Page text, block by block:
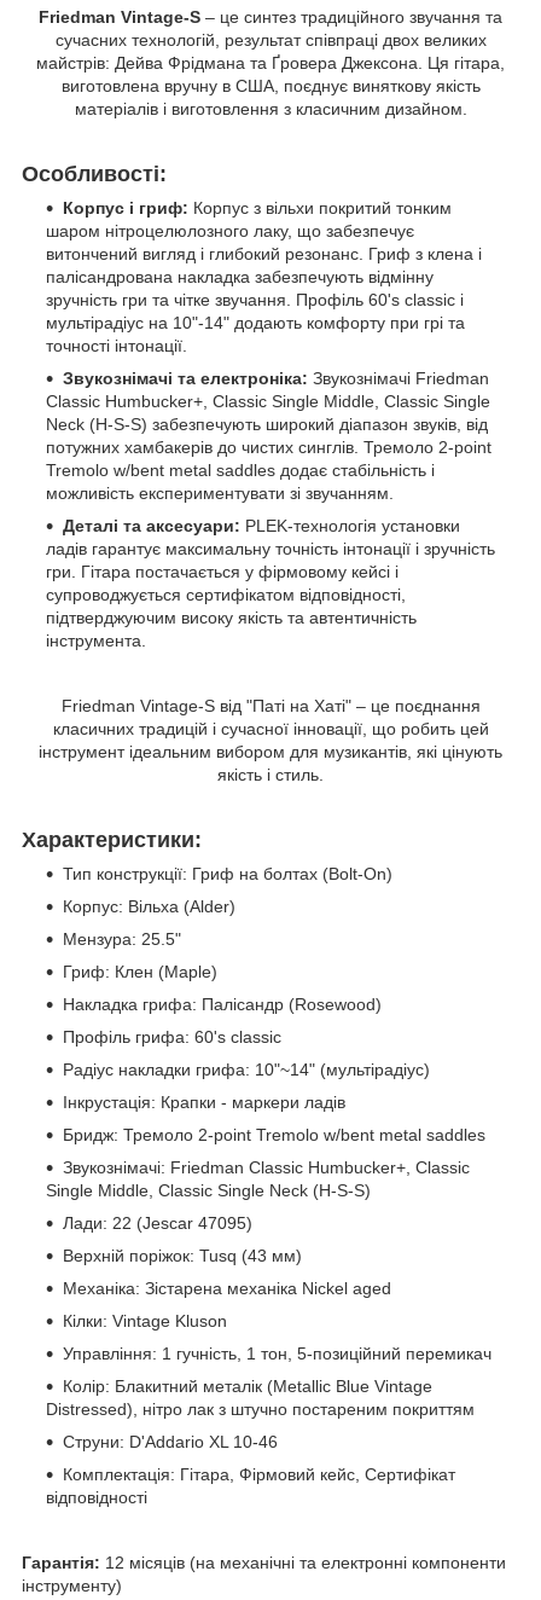
Friedman Vintage-S – це синтез традиційного звучання та
сучасних технологій, результат співпраці двох великих
майстрів: Дейва Фрідмана та Ґровера Джексона. Ця гітара,
виготовлена вручну в США, поєднує виняткову якість
матеріалів і виготовлення з класичним дизайном.
Особливості:
Корпус і гриф: Корпус з вільхи покритий тонким
шаром нітроцелюлозного лаку, що забезпечує
витончений вигляд і глибокий резонанс. Гриф з клена і
палісандрована накладка забезпечують відмінну
зручність гри та чітке звучання. Профіль 60's classic і
мультірадіус на 10"-14" додають комфорту при грі та
точності інтонації.
Звукознімачі та електроніка: Звукознімачі Friedman
Classic Humbucker+, Classic Single Middle, Classic Single
Neck (H-S-S) забезпечують широкий діапазон звуків, від
потужних хамбакерів до чистих синглів. Тремоло 2-point
Tremolo w/bent metal saddles додає стабільність і
можливість експериментувати зі звучанням.
Деталі та аксесуари: PLEK-технологія установки
ладів гарантує максимальну точність інтонації і зручність
гри. Гітара постачається у фірмовому кейсі і
супроводжується сертифікатом відповідності,
підтверджуючим високу якість та автентичність
інструмента.
Friedman Vintage-S від "Паті на Хаті" – це поєднання
класичних традицій і сучасної інновації, що робить цей
інструмент ідеальним вибором для музикантів, які цінують
якість і стиль.
Характеристики:
Тип конструкції: Гриф на болтах (Bolt-On)
Корпус: Вільха (Alder)
Мензура: 25.5"
Гриф: Клен (Maple)
Накладка грифа: Палісандр (Rosewood)
Профіль грифа: 60's classic
Радіус накладки грифа: 10"~14" (мультірадіус)
Інкрустація: Крапки - маркери ладів
Бридж: Тремоло 2-point Tremolo w/bent metal saddles
Звукознімачі: Friedman Classic Humbucker+, Classic
Single Middle, Classic Single Neck (H-S-S)
Лади: 22 (Jescar 47095)
Верхній поріжок: Tusq (43 мм)
Механіка: Зістарена механіка Nickel aged
Кілки: Vintage Kluson
Управління: 1 гучність, 1 тон, 5-позиційний перемикач
Колір: Блакитний металік (Metallic Blue Vintage
Distressed), нітро лак з штучно постареним покриттям
Струни: D'Addario XL 10-46
Комплектація: Гітара, Фірмовий кейс, Сертифікат
відповідності
Гарантія: 12 місяців (на механічні та електронні компоненти
інструменту)